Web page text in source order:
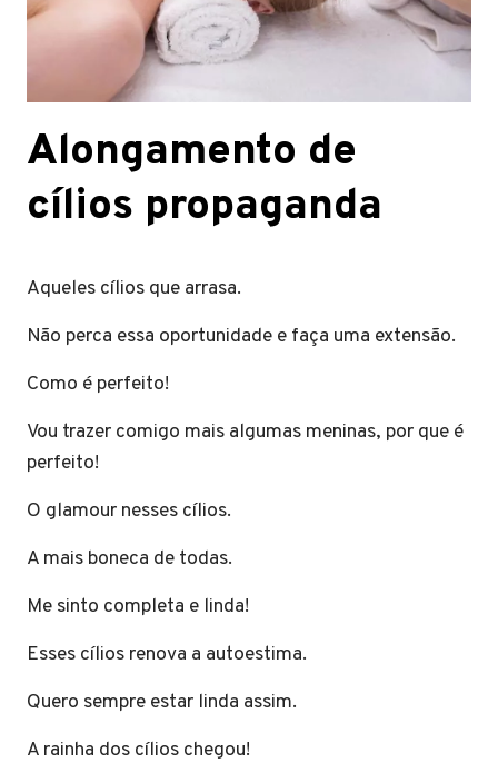
Alongamento de
cílios propaganda
Aqueles cílios que arrasa.
Não perca essa oportunidade e faça uma extensão.
Como é perfeito!
Vou trazer comigo mais algumas meninas, por que é
perfeito!
O glamour nesses cílios.
A mais boneca de todas.
Me sinto completa e linda!
Esses cílios renova a autoestima.
Quero sempre estar linda assim.
A rainha dos cílios chegou!